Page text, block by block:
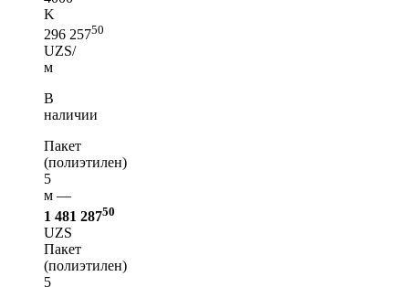
K
296 25750
UZS/
м
В
наличии
Пакет
(полиэтилен)
5
м —
1 481 28750
UZS
Пакет
(полиэтилен)
5